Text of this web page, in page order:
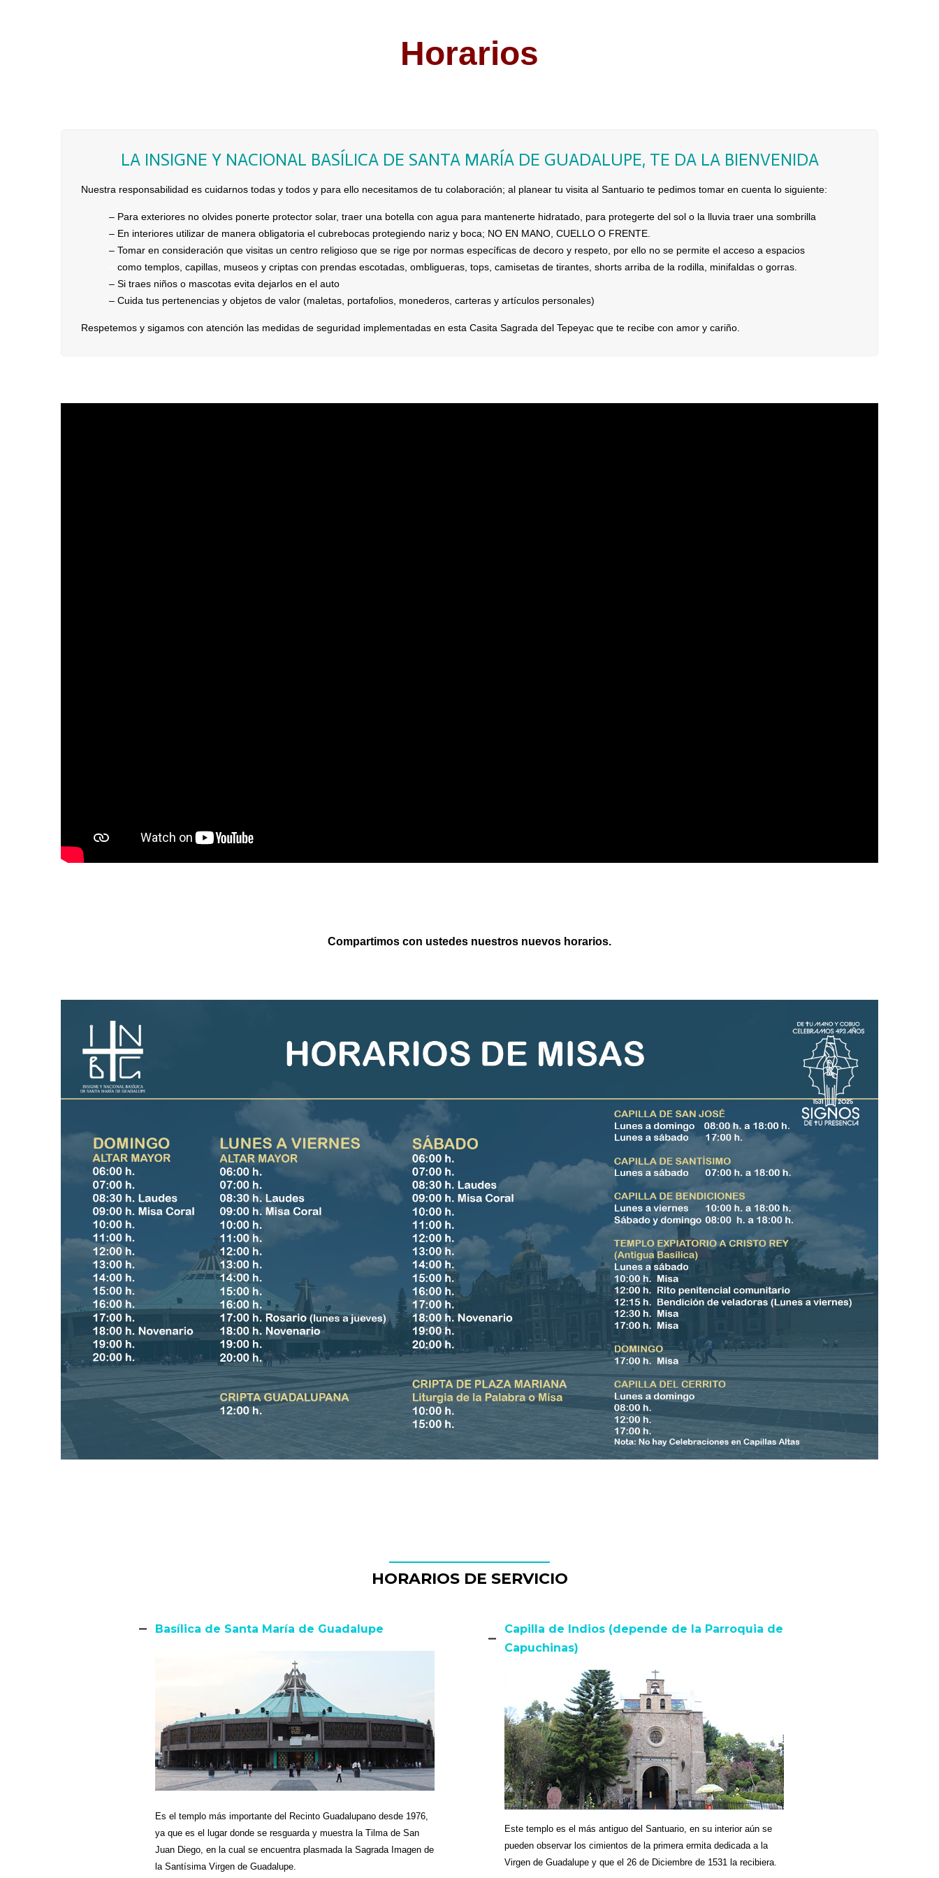
Horarios
LA INSIGNE Y NACIONAL BASÍLICA DE SANTA MARÍA DE GUADALUPE, TE DA LA BIENVENIDA
Nuestra responsabilidad es cuidarnos todas y todos y para ello necesitamos de tu colaboración; al planear tu visita al Santuario te pedimos tomar en cuenta lo siguiente:
– Para exteriores no olvides ponerte protector solar, traer una botella con agua para mantenerte hidratado, para protegerte del sol o la lluvia traer una sombrilla
– En interiores utilizar de manera obligatoria el cubrebocas protegiendo nariz y boca; NO EN MANO, CUELLO O FRENTE.
– Tomar en consideración que visitas un centro religioso que se rige por normas específicas de decoro y respeto, por ello no se permite el acceso a espacios
como templos, capillas, museos y criptas con prendas escotadas, ombligueras, tops, camisetas de tirantes, shorts arriba de la rodilla, minifaldas o gorras.
– Si traes niños o mascotas evita dejarlos en el auto
– Cuida tus pertenencias y objetos de valor (maletas, portafolios, monederos, carteras y artículos personales)
Respetemos y sigamos con atención las medidas de seguridad implementadas en esta Casita Sagrada del Tepeyac que te recibe con amor y cariño.
Compartimos con ustedes nuestros nuevos horarios.
HORARIOS DE SERVICIO
Basílica de Santa María de Guadalupe
Es el templo más importante del Recinto Guadalupano desde 1976,
ya que es el lugar donde se resguarda y muestra la Tilma de San
Juan Diego, en la cual se encuentra plasmada la Sagrada Imagen de
la Santísima Virgen de Guadalupe.
Capilla de Indios (depende de la Parroquia de
Capuchinas)
Este templo es el más antiguo del Santuario, en su interior aún se
pueden observar los cimientos de la primera ermita dedicada a la
Virgen de Guadalupe y que el 26 de Diciembre de 1531 la recibiera.